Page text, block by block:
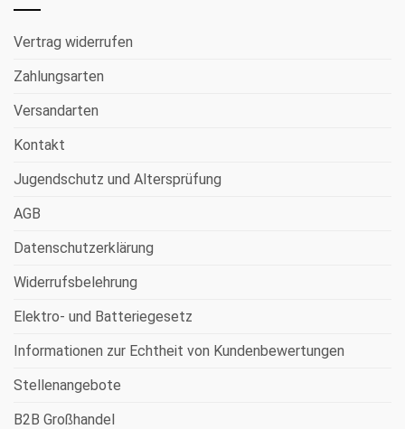
Vertrag widerrufen
Zahlungsarten
Versandarten
Kontakt
Jugendschutz und Altersprüfung
AGB
Datenschutzerklärung
Widerrufsbelehrung
Elektro- und Batteriegesetz
Informationen zur Echtheit von Kundenbewertungen
Stellenangebote
B2B Großhandel